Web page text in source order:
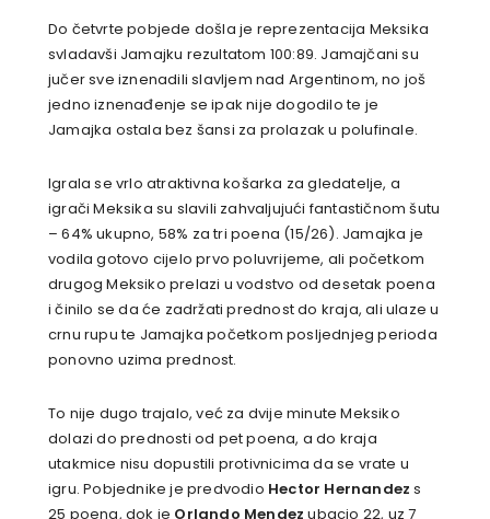
Do četvrte pobjede došla je reprezentacija Meksika
svladavši Jamajku rezultatom 100:89. Jamajčani su
jučer sve iznenadili slavljem nad Argentinom, no još
jedno iznenađenje se ipak nije dogodilo te je
Jamajka ostala bez šansi za prolazak u polufinale.
Igrala se vrlo atraktivna košarka za gledatelje, a
igrači Meksika su slavili zahvaljujući fantastičnom šutu
– 64% ukupno, 58% za tri poena (15/26). Jamajka je
vodila gotovo cijelo prvo poluvrijeme, ali početkom
drugog Meksiko prelazi u vodstvo od desetak poena
i činilo se da će zadržati prednost do kraja, ali ulaze u
crnu rupu te Jamajka početkom posljednjeg perioda
ponovno uzima prednost.
To nije dugo trajalo, već za dvije minute Meksiko
dolazi do prednosti od pet poena, a do kraja
utakmice nisu dopustili protivnicima da se vrate u
igru. Pobjednike je predvodio Hector Hernandez s
25 poena, dok je Orlando Mendez ubacio 22, uz 7